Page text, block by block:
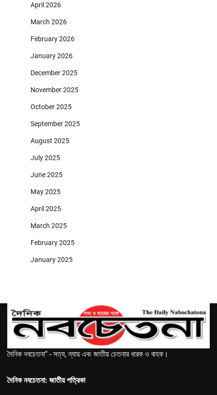
April 2026
March 2026
February 2026
January 2026
December 2025
November 2025
October 2025
September 2025
August 2025
July 2025
June 2025
May 2025
April 2025
March 2025
February 2025
January 2025
দৈনিক নবচেতনা" - সত্য, ন্যায় এবং জাতীয় চেতনার ধারক ও বাহক।
দৈনিক নবচেতনা: জাতীয় পত্রিকা